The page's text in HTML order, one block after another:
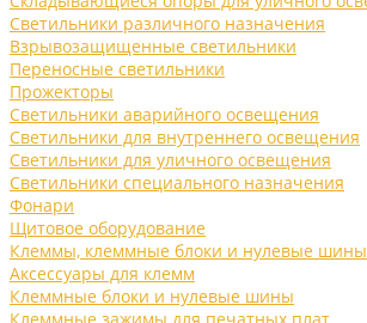
Светильники различного назначения
Взрывозащищенные светильники
Переносные светильники
Прожекторы
Светильники аварийного освещения
Светильники для внутреннего освещения
Светильники для уличного освещения
Светильники специального назначения
Фонари
Щитовое оборудование
Клеммы, клеммные блоки и нулевые шины
Аксессуары для клемм
Клеммные блоки и нулевые шины